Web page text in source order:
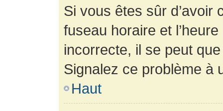
Si vous êtes sûr d’avoir
fuseau horaire et
incorrecte, il se peut
Signalez ce problème à
Haut